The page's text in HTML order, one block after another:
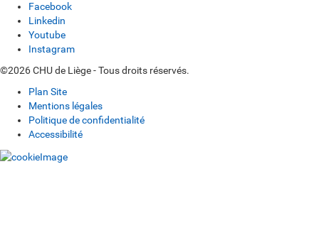
Facebook
Linkedin
Youtube
Instagram
©2026 CHU de Liège - Tous droits réservés.
Plan Site
Mentions légales
Politique de confidentialité
Accessibilité